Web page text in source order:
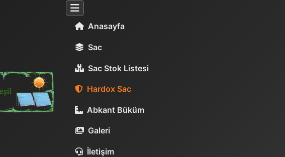
Anasayfa
Sac
Sac Stok Listesi
Hardox Sac
Abkant Büküm
Galeri
İletişim